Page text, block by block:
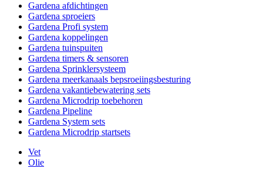
Gardena afdichtingen
Gardena sproeiers
Gardena Profi system
Gardena koppelingen
Gardena tuinspuiten
Gardena timers & sensoren
Gardena Sprinklersysteem
Gardena meerkanaals bepsroeiingsbesturing
Gardena vakantiebewatering sets
Gardena Microdrip toebehoren
Gardena Pipeline
Gardena System sets
Gardena Microdrip startsets
Vet
Olie